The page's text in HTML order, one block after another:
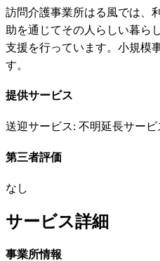
訪問介護事業所はる風では、
助を通じてその人らしい暮ら
支援を行っています。小規模
す。
提供サービス
送迎サービス: 不明延長サービ
第三者評価
なし
サービス詳細
事業所情報